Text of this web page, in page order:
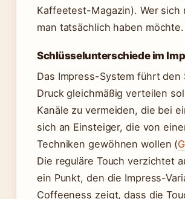
Kaffeetest-Magazin). Wer
man tatsächlich haben möchte.
Schlüsselunterschiede im
Das Impress-System führt
Druck gleichmäßig verteilen
Kanäle zu vermeiden, die bei
sich an Einsteiger, die von
Techniken gewöhnen wollen (
Die reguläre Touch verzichtet
ein Punkt, den die Impress-
Coffeeness zeigt, dass die